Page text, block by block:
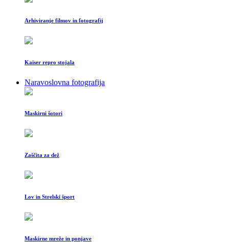
Arhiviranje filmov in fotografij
Kaiser repro stojala
Naravoslovna fotografija
Maskirni šotori
Zaščita za dež
Lov in Strelski šport
Maskirne mreže in ponjave